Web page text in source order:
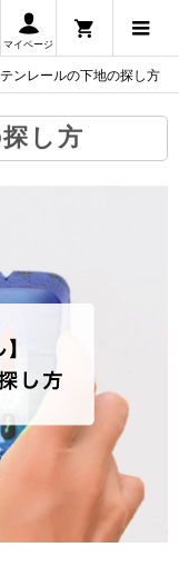
マイページ
ンレールの下地の探し方
し方